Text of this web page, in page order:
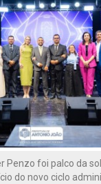
Penzo foi palco da
do novo ciclo